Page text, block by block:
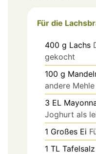
Für die
400 g Lachs
gekocht
100 g
andere
3 EL
Joghurt als
1 Großes Ei
1 TL Tafelsalz